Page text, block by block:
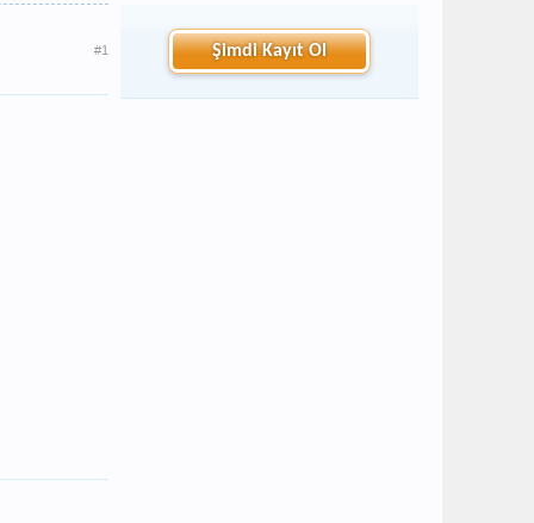
#1 Şimdi Kayıt Ol